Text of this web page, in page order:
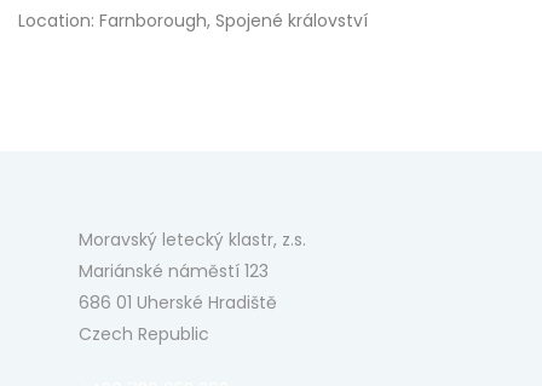
Location: Farnborough, Spojené království
Moravský letecký klastr, z.s.
Mariánské náměstí 123
686 01 Uherské Hradiště
Czech Republic